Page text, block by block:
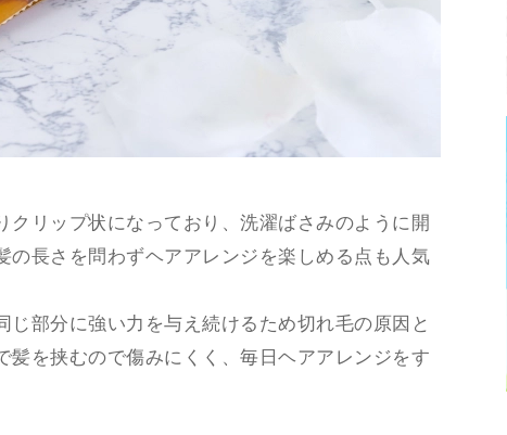
リップ状になっており、洗濯ばさみのように開
長さを問わずヘアアレンジを楽しめる点も人気
部分に強い力を与え続けるため切れ毛の原因と
を挟むので傷みにくく、毎日ヘアアレンジをす